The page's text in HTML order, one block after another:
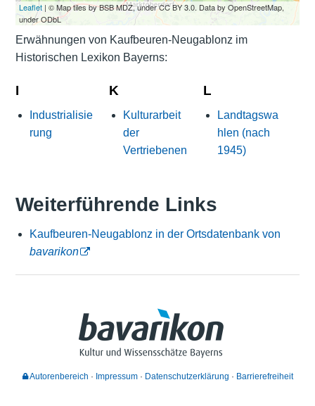
Leaflet| © Map tiles by BSB MDZ, under CC BY 3.0. Data by OpenStreetMap,
under ODbL
Erwähnungen von Kaufbeuren-Neugablonz im
Historischen Lexikon Bayerns:
I
Industrialisie
rung
K
Kulturarbeit
der
Vertriebenen
L
Landtagswa
hlen (nach
1945)
Weiterführende Links
Kaufbeuren-Neugablonz in der Ortsdatenbank von
bavarikon
Autorenbereich Impressum Datenschutzerklärung Barrierefreiheit